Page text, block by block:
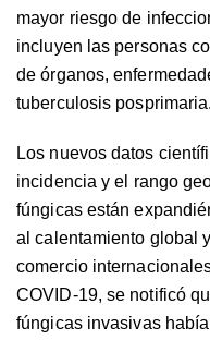
mayor riesgo de
incluyen las personas
de órganos,
tuberculosis posprimaria.
Los nuevos datos
incidencia y el rango
fúngicas están
al calentamiento global
comercio
COVID-19, se notificó
fúngicas invasivas